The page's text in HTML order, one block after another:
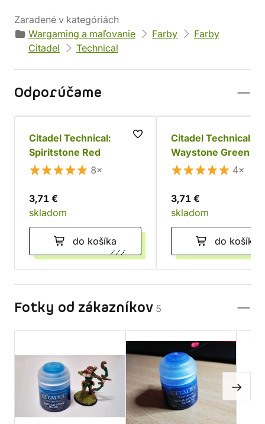
Zaradené v kategóriách
Wargaming a maľovanie
Farby
Farby
Citadel
Technical
Odporúčame
Citadel Technical:
Spiritstone Red
8×
3,71 €
skladom
do košíka
Citadel Technical:
Waystone Green
4×
3,71 €
skladom
do košíka
Fotky od zákazníkov 5